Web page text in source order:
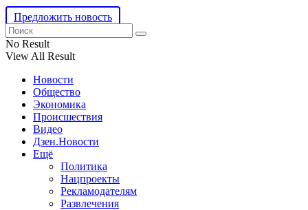
Предложить новость
No Result
View All Result
Новости
Общество
Экономика
Происшествия
Видео
Дзен.Новости
Ещё
Политика
Нацпроекты
Рекламодателям
Развлечения